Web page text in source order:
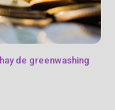
de greenwashing